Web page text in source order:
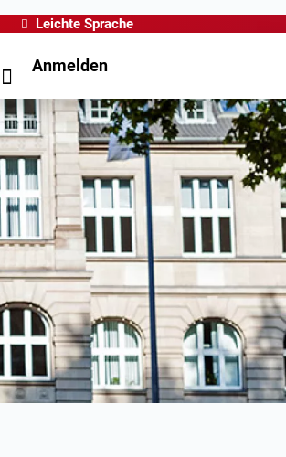
Leichte Sprache
Anmelden